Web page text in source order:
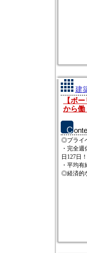
建
【ボ
から働
◎プライ
・完全
日127日！
・平均
◎経済的